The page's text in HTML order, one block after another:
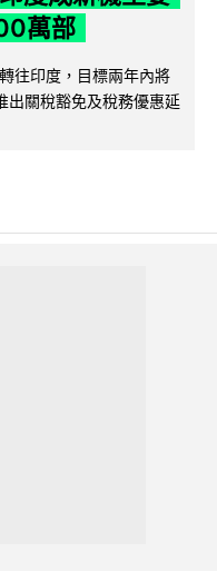
萬部
往印度，目標兩年內將
出關稅豁免及稅務優惠延